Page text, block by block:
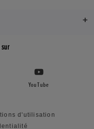
YouTube
d'utilisation